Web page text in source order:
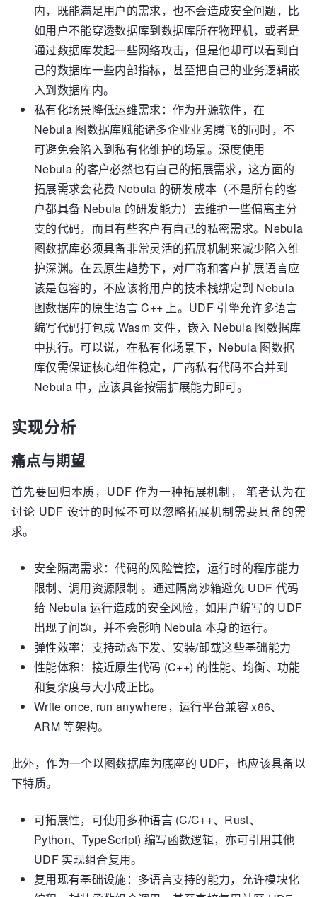
内，既能满足用户的需求，也不会造成安全问题，比
如用户不能穿透数据库到数据库所在物理机，或者是
通过数据库发起一些网络攻击，但是他却可以看到自
己的数据库一些内部指标，甚至把自己的业务逻辑嵌
入到数据库内。
私有化场景降低运维需求：作为开源软件，在
Nebula 图数据库赋能诸多企业业务腾飞的同时，不
可避免会陷入到私有化维护的场景。深度使用
Nebula 的客户必然也有自己的拓展需求，这方面的
拓展需求会花费 Nebula 的研发成本（不是所有的客
户都具备 Nebula 的研发能力）去维护一些偏离主分
支的代码，而且有些客户有自己的私密需求。Nebula
图数据库必须具备非常灵活的拓展机制来减少陷入维
护深渊。在云原生趋势下，对厂商和客户扩展语言应
该是包容的，不应该将用户的技术栈绑定到 Nebula
图数据库的原生语言 C++ 上。UDF 引擎允许多语言
编写代码打包成 Wasm 文件，嵌入 Nebula 图数据库
中执行。可以说，在私有化场景下，Nebula 图数据
库仅需保证核心组件稳定，厂商私有代码不合并到
Nebula 中，应该具备按需扩展能力即可。
实现分析
痛点与期望
首先要回归本质，UDF 作为一种拓展机制， 笔者认为在
讨论 UDF 设计的时候不可以忽略拓展机制需要具备的需
求。
安全隔离需求：代码的风险管控，运行时的程序能力
限制、调用资源限制 。通过隔离沙箱避免 UDF 代码
给 Nebula 运行造成的安全风险，如用户编写的 UDF
出现了问题，并不会影响 Nebula 本身的运行。
弹性效率：支持动态下发、安装/卸载这些基础能力
性能体积：接近原生代码 (C++) 的性能、均衡、功能
和复杂度与大小成正比。
Write once, run anywhere，运行平台兼容 x86、
ARM 等架构。
此外，作为一个以图数据库为底座的 UDF，也应该具备以
下特质。
可拓展性，可使用多种语言 (C/C++、Rust、
Python、TypeScript) 编写函数逻辑，亦可引用其他
UDF 实现组合复用。
复用现有基础设施：多语言支持的能力，允许模块化